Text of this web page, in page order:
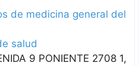
de medicina general del
salud
9 PONIENTE 2708 1,